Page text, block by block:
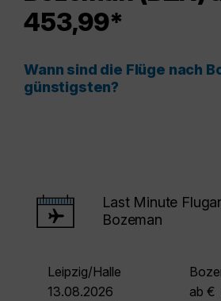
453,99*
Wann sind die Flüge nach
günstigsten?
Last Minute
Bozeman
Leipzig/Halle
13.08.2026
ab €